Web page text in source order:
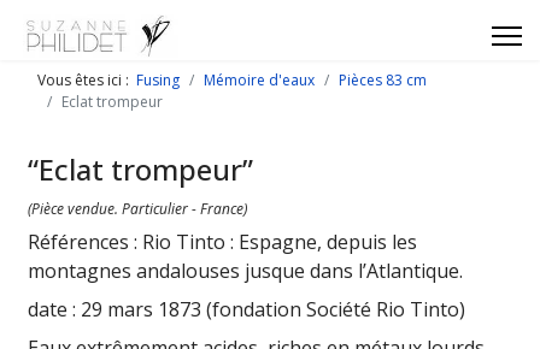
Vous êtes ici : Fusing Mémoire d'eaux
Pièces 83 cm
Eclat trompeur
“Eclat trompeur”
(Pièce vendue. Particulier - France)
Références : Rio Tinto : Espagne, depuis les
montagnes andalouses jusque dans l’Atlantique.
date : 29 mars 1873 (fondation Société Rio Tinto)